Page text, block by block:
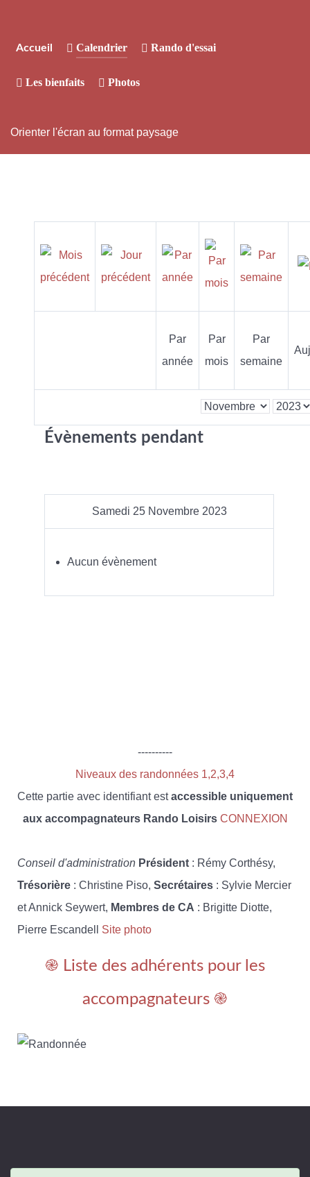
Accueil Calendrier Rando d'essai
Les bienfaits Photos
Orienter l'écran au format paysage
Par
année
Par
mois
Par
semaine
Évènements pendant
Samedi 25 Novembre 2023
Aucun évènement
----------
Niveaux des randonnées 1,2,3,4
Cette partie avec identifiant estaccessible uniquement
aux accompagnateurs Rando Loisirs CONNEXION
Conseil d'administration Président : Rémy Corthésy,
Trésorière : Christine Piso, Secrétaires : Sylvie Mercier
et Annick Seywert, Membres de CA : Brigitte Diotte,
Pierre Escandell Site photo
֎ Liste des adhérents pour les
accompagnateurs ֎